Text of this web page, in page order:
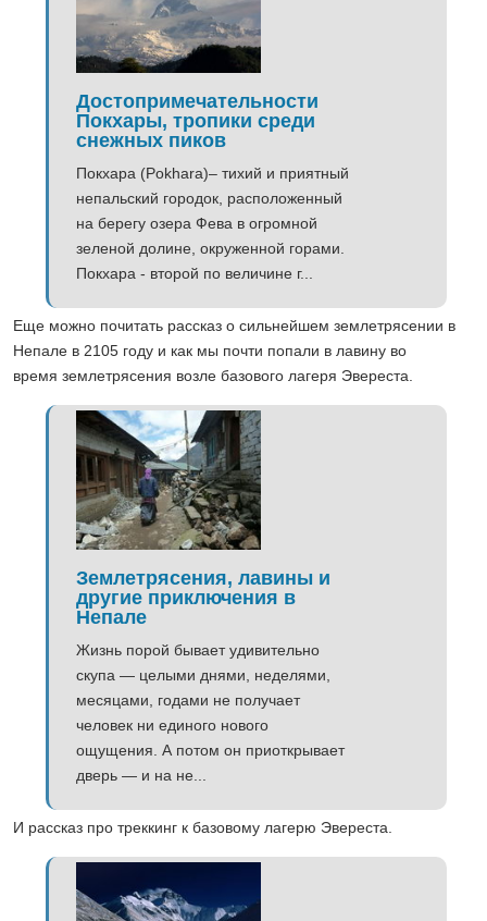
Достопримечательности
Покхары, тропики среди
снежных пиков
Покхара (Pokhara)– тихий и приятный
непальский городок, расположенный
на берегу озера Фева в огромной
зеленой долине, окруженной горами.
Покхара - второй по величине г...
Еще можно почитать рассказ о сильнейшем землетрясении в
Непале в 2105 году и как мы почти попали в лавину во
время землетрясения возле базового лагеря Эвереста.
Землетрясения, лавины и
другие приключения в
Непале
Жизнь порой бывает удивительно
скупа — целыми днями, неделями,
месяцами, годами не получает
человек ни единого нового
ощущения. А потом он приоткрывает
дверь — и на не...
И рассказ про треккинг к базовому лагерю Эвереста.